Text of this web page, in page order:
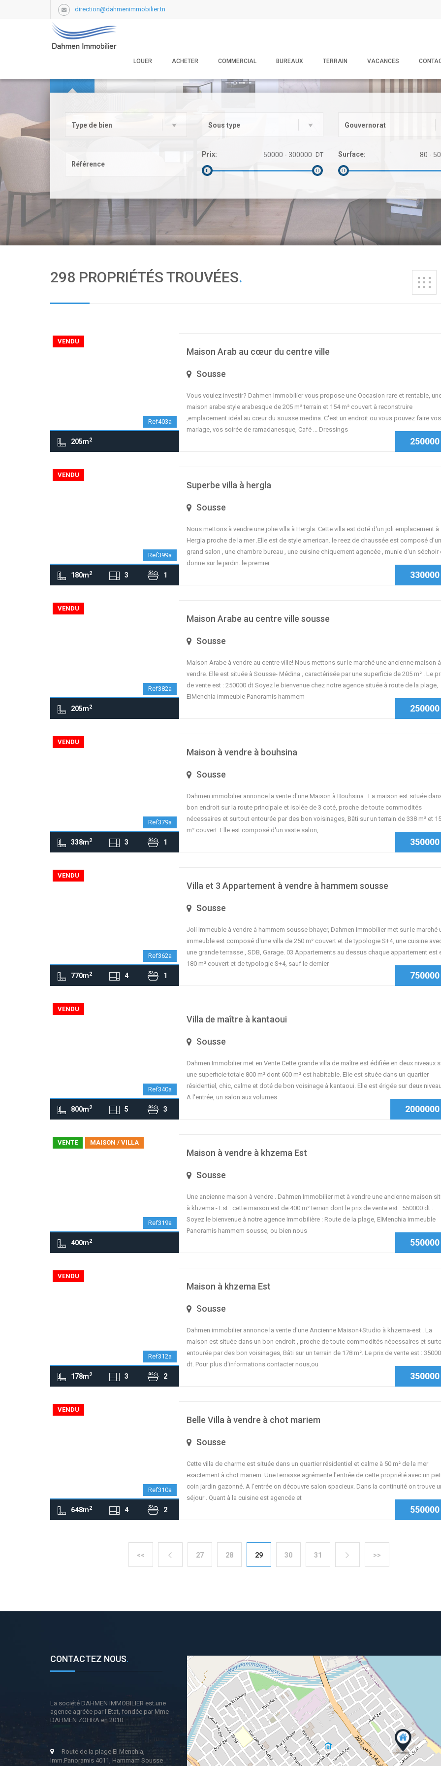
direction@dahmenimmobilier.tn
LOUER ACHETER COMMERCIAL BUREAUX TERRAIN VACANCES
Type de bien Sous type Gouvernorat
Prix: DT Surface:
298 PROPRIÉTÉS TROUVÉES.
VENDU
Ref403a
205m2
contributors
Maison Arab au cœur du centre ville
Sousse
Vous voulez investir? Dahmen Immobilier vous propose une Occasion rare et rentable,
maison arabe style arabesque de 205 m² terrain et 154 m² couvert à reconstruire
,emplacement idéal au cœur du sousse medina. C'est un endroit ou vous pouvez faire vos
mariage, vos soirée de ramadanesque, Café ... Dressings
250000
VENDU
Ref399a
180m2 3
1
OpenStreetMap
contributors
Superbe villa à hergla
Sousse
Nous mettons à vendre une jolie villa à Hergla. Cette villa est doté d'un joli emplacement à
Hergla proche de la mer .Elle est de style american. le reez de chaussée est composé d'un
grand salon , une chambre bureau , une cuisine chiquement agencée , munie d'un séchoir
donne sur le jardin. le premier
330000
VENDU
Ref382a
205m2
contributors
Maison Arabe au centre ville sousse
Sousse
Maison Arabe à vendre au centre ville! Nous mettons sur le marché une ancienne maison à
vendre. Elle est située à Sousse- Médina , caractérisée par une superficie de 205 m² . Le
de vente est : 250000 dt Soyez le bienvenue chez notre agence située à route de la plage,
ElMenchia immeuble Panoramis hammem
250000
VENDU
Ref379a
338m2 3
1
OpenStreetMap
contributors
Maison à vendre à bouhsina
Sousse
Dahmen immobilier annonce la vente d'une Maison à Bouhsina . La maison est située
bon endroit sur la route principale et isolée de 3 coté, proche de toute commodités
nécessaires et surtout entourée par des bon voisinages, Bâti sur un terrain de 338 m² et
m² couvert. Elle est composé d'un vaste salon,
350000
VENDU
Ref362a
770m2 4
1
OpenStreetMap
contributors
Villa et 3 Appartement à vendre à hammem sousse
Sousse
Joli Immeuble à vendre à hammem sousse bhayer, Dahmen Immobilier met sur le marché
immeuble est composé d'une villa de 250 m² couvert et de typologie S+4, une cuisine
une grande terrasse , SDB, Garage. 03 Appartements au dessus chaque appartement est
180 m² couvert et de typologie S+4, sauf le dernier
750000
VENDU
Ref340a
800m2 5
3
OpenStreetMap
contributors
Villa de maître à kantaoui
Sousse
Dahmen Immobilier met en Vente Cette grande villa de maître est édifiée en deux niveaux
une superficie totale 800 m² dont 600 m² est habitable. Elle est située dans un quartier
résidentiel, chic, calme et doté de bon voisinage à kantaoui. Elle est érigée sur deux
A l'entrée, un salon aux volumes
2000000
VENTE MAISON / VILLA
Ref319a
400m2
contributors
Maison à vendre à khzema Est
Sousse
Une ancienne maison à vendre . Dahmen Immobilier met à vendre une ancienne maison
à khzema - Est . cette maison est de 400 m² terrain dont le prix de vente est : 550000 dt .
Soyez le bienvenue à notre agence Immobilière : Route de la plage, ElMenchia immeuble
Panoramis hammem sousse, ou bien nous
550000
VENDU
Ref312a
178m2 3
2
OpenStreetMap
contributors
Maison à khzema Est
Sousse
Dahmen immobilier annonce la vente d'une Ancienne Maison+Studio à khzema-est . La
maison est située dans un bon endroit , proche de toute commodités nécessaires et
entourée par des bon voisinages, Bâti sur un terrain de 178 m². Le prix de vente est :
dt. Pour plus d'informations contacter nous,ou
350000
VENDU
Ref310a
648m2 4
2
OpenStreetMap
contributors
Belle Villa à vendre à chot mariem
Sousse
Cette villa de charme est située dans un quartier résidentiel et calme à 50 m² de la mer
exactement à chot mariem. Une terrasse agrémente l'entrée de cette propriété avec un
coin jardin gazonné. A l'entrée on découvre salon spacieux. Dans la continuité on trouve
séjour . Quant à la cuisine est agencée et
550000
<<  27 28 29 30 31  >>
CONTACTEZ NOUS.
La société DAHMEN IMMOBILIER est une
agence agréée par l'Etat, fondée par Mme
DAHMEN ZOHRA en 2010.
Route de la plage El Menchia,
Imm.Panoramis 4011, Hammam Sousse